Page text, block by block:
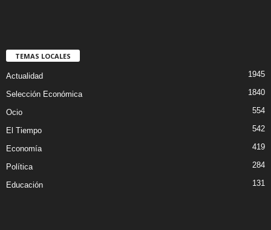
TEMAS LOCALES
Actualidad 1945
Selección Económica 1840
Ocio 554
El Tiempo 542
Economía 419
Política 284
Educación 131